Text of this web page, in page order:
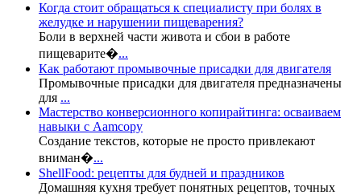
Когда стоит обращаться к специалисту при болях в
желудке и нарушении пищеварения?
Боли в верхней части живота и сбои в работе
пищеварите�...
Как работают промывочные присадки для двигателя
Промывочные присадки для двигателя предназначены
для ...
Мастерство конверсионного копирайтинга: осваиваем
навыки с Aamcopy
Создание текстов, которые не просто привлекают
вниман�...
ShellFood: рецепты для будней и праздников
Домашняя кухня требует понятных рецептов, точных